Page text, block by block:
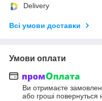
Delivery
Всі умови доставки
Умови оплати
Ви отримаєте
або гроші повернуться